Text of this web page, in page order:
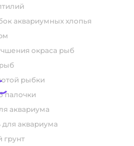
аквариумных хлопья
окраса рыб
рыбки
палочки
аквариума
для аквариума
грунт